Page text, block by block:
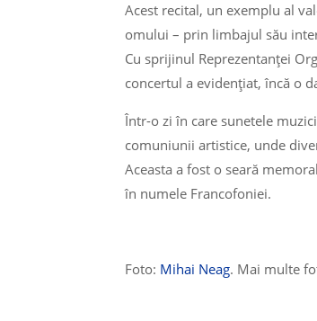
Acest recital, un exemplu al
omului – prin limbajul său
Cu sprijinul Reprezentanței
concertul a evidențiat, încă o
Într-o zi în care sunetele
comuniunii artistice, unde
Aceasta a fost o seară
în numele Francofoniei.
Foto: Mihai Neag. Mai multe